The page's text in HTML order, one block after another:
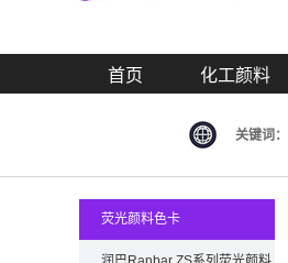
首页 化工颜料
关键词：
荧光颜料色卡